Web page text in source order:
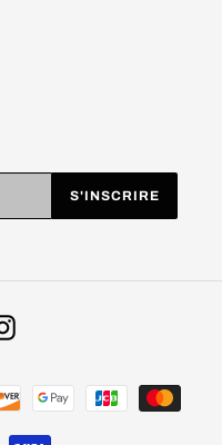
S'INSCRIRE
Instagram